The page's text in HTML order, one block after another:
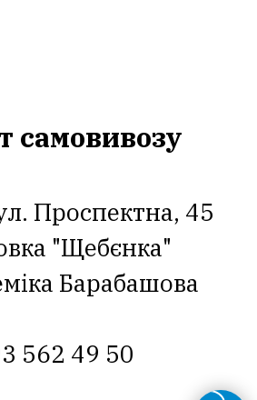
самовивозу
Проспектна, 45
"Щебєнка"
Барабашова
562 49 50